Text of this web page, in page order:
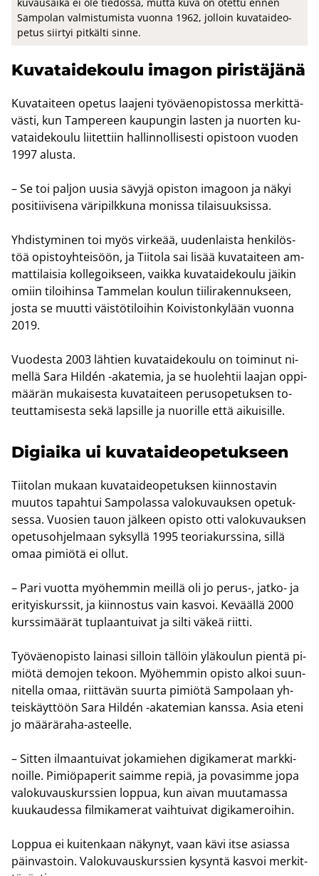
Sam­po­lan val­mis­tu­mis­ta vuon­na 1962, jol­loin ku­va­tai­deo­
pe­tus siir­tyi pit­käl­ti sinne.
Ku­va­tai­de­kou­lu ima­gon pi­ris­tä­jä­nä
Ku­va­tai­teen ope­tus laa­je­ni työ­väen­opis­tos­sa mer­kit­tä­
väs­ti, kun Tam­pe­reen kau­pun­gin las­ten ja nuor­ten ku­
va­tai­de­kou­lu lii­tet­tiin hal­lin­nol­li­ses­ti opis­toon vuo­den
1997 alus­ta.
– Se toi pal­jon uusia sä­vy­jä opis­ton ima­goon ja näkyi
po­si­tii­vi­se­na vä­ri­pilk­ku­na mo­nis­sa ti­lai­suuk­sis­sa.
Yh­dis­ty­mi­nen toi myös vir­ke­ää, uu­den­lais­ta hen­ki­lös­
töä opis­to­yh­tei­söön, ja Tii­to­la sai lisää ku­va­tai­teen am­
mat­ti­lai­sia kol­le­goik­seen, vaik­ka ku­va­tai­de­kou­lu jäi­kin
omiin ti­loi­hin­sa Tam­me­lan kou­lun tii­li­ra­ken­nuk­seen,
josta se muut­ti väis­tö­ti­loi­hin Koi­vis­ton­ky­lään vuon­na
2019.
Vuo­des­ta 2003 läh­tien ku­va­tai­de­kou­lu on toi­mi­nut ni­
mel­lä Sara Hildén -​akatemia, ja se huo­leh­tii laa­jan op­pi­
mää­rän mu­kai­ses­ta ku­va­tai­teen pe­rus­o­pe­tuk­sen to­
teut­ta­mi­ses­ta sekä lap­sil­le ja nuo­ril­le että ai­kui­sil­le.
Di­giai­ka ui ku­va­tai­deo­pe­tuk­seen
Tii­to­lan mu­kaan ku­va­tai­deo­pe­tuk­sen kiin­nos­ta­vin
muu­tos ta­pah­tui Sam­po­las­sa va­lo­ku­vauk­sen ope­tuk­
ses­sa. Vuo­sien tauon jäl­keen opis­to otti va­lo­ku­vauk­sen
ope­tus­oh­jel­maan syk­syl­lä 1995 teo­ria­kurs­si­na, sillä
omaa pi­miö­tä ei ollut.
– Pari vuot­ta myö­hem­min meil­lä oli jo perus-​, jatko-​ ja
eri­tyis­kurs­sit, ja kiin­nos­tus vain kas­voi. Ke­vääl­lä 2000
kurs­si­mää­rät tuplaan­tui­vat ja silti väkeä riit­ti.
Työ­väen­opis­to lai­na­si sil­loin täl­löin ylä­kou­lun pien­tä pi­
miö­tä de­mo­jen te­koon. Myö­hem­min opis­to alkoi suun­
ni­tel­la omaa, riit­tä­vän suur­ta pi­miö­tä Sam­po­laan yh­
teis­käyt­töön Sara Hildén -​akatemian kans­sa. Asia eteni
jo määräraha-​asteelle.
– Sit­ten il­maan­tui­vat jo­ka­mie­hen di­gi­ka­me­rat mark­ki­
noil­le. Pi­miö­pa­pe­rit saim­me repiä, ja po­va­sim­me jopa
va­lo­ku­vaus­kurs­sien lop­pua, kun aivan muu­ta­mas­sa
kuu­kau­des­sa fil­mi­ka­me­rat vaih­tui­vat di­gi­ka­me­roi­hin.
Lop­pua ei kui­ten­kaan nä­ky­nyt, vaan kävi itse asias­sa
päin­vas­toin. Va­lo­ku­vaus­kurs­sien ky­syn­tä kas­voi mer­kit­